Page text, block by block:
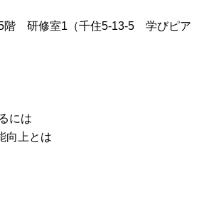
階 研修室1（千住5-13-5 学びピア
には
向上とは